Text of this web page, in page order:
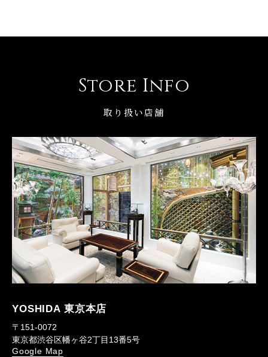
Store Info
取り扱い店舗
YOSHIDA 東京本店
〒151-0072
東京都渋谷区幡ヶ谷2丁目13番5号
Google Map